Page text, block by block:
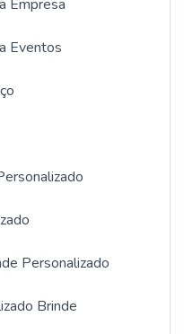
Empresa
Eventos
Personalizado
Brinde